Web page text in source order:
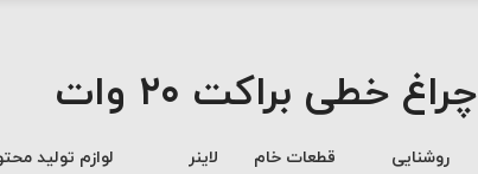
چراغ خطی براکت ۲۰ وات
روشنایی قطعات خام لاینر لوازم تولید